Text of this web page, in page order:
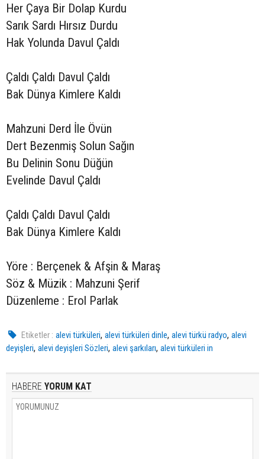
Her Çaya Bir Dolap Kurdu
Sarık Sardı Hırsız Durdu
Hak Yolunda Davul Çaldı
Çaldı Çaldı Davul Çaldı
Bak Dünya Kimlere Kaldı
Mahzuni Derd İle Övün
Dert Bezenmiş Solun Sağın
Bu Delinin Sonu Düğün
Evelinde Davul Çaldı
Çaldı Çaldı Davul Çaldı
Bak Dünya Kimlere Kaldı
Yöre : Berçenek & Afşin & Maraş
Söz & Müzik : Mahzuni Şerif
Düzenleme : Erol Parlak
Etiketler : alevi türküleri,alevi türküleri dinle,alevi türkü radyo,alevi
deyişleri, alevi deyişleri Sözleri, alevi şarkıları, alevi türküleri in
HABERE YORUM KAT